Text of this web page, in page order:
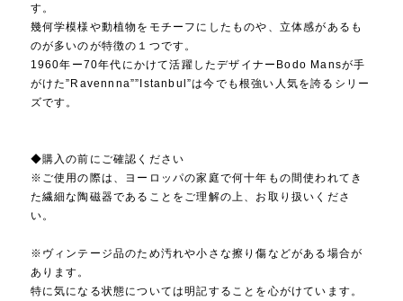
す。
幾何学模様や動植物をモチーフにしたものや、立体感があるも
のが多いのが特徴の１つです。
1960年ー70年代にかけて活躍したデザイナーBodo Mansが手
がけた”Ravennna””Istanbul”は今でも根強い人気を誇るシリー
ズです。
◆購入の前にご確認ください
※ご使用の際は、ヨーロッパの家庭で何十年もの間使われてき
た繊細な陶磁器であることをご理解の上、お取り扱いくださ
い。
※ヴィンテージ品のため汚れや小さな擦り傷などがある場合が
あります。
特に気になる状態については明記することを心がけています。